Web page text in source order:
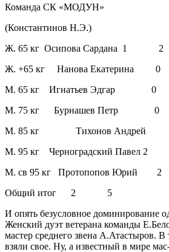
Команда СК
(Константинов
Ж. 65 кг Осипова Сардана 1 2
Ж. +65 кг Нанова
М. 65 кг Игнатьев
М. 75 кг Бурнашев Петр
М. 85 кг Тихонов
М. 95 кг Черноградский
М. св 95 кг Протопопов
Общий итог 2 5
И опять безусловное доминирование
Женский дуэт ветерана команды
мастер среднего звена А.Атастыров.
взяли свое. Ну, а известный в мире